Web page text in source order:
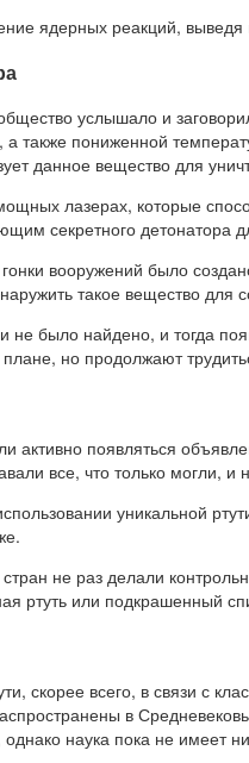
ядерных реакций,
услышало и
а также пониженной
данное вещество для
лазерах, которые
секретного детонатора
вооружений было
такое вещество для
было найдено, и тогда
но продолжают
активно появляться
все, что только могли,
уникальной
не раз делали
ртуть или подкрашенный
скорее всего, в связи с
в
наука пока не имеет